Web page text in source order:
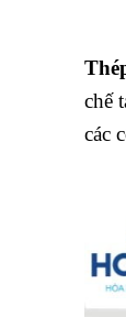
chế
các